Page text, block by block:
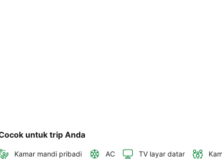
untuk trip Anda
Kamar mandi pribadi AC TV layar datar